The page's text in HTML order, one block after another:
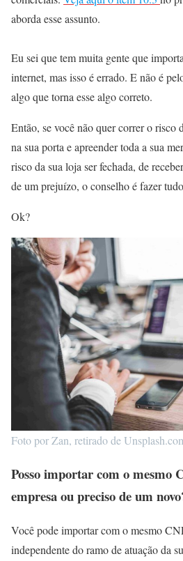
aborda esse assunto.
Eu sei que tem muita gente que
internet, mas isso é errado. E não é
algo que torna esse algo correto.
Então, se você não quer correr o risco
na sua porta e apreender toda a sua
risco da sua loja ser fechada, de
de um prejuízo, o conselho é fazer
Ok?
Foto por Zan, retirado de
Posso importar com o mesmo
empresa ou preciso de um
Você pode importar com o mesmo
independente do ramo de atuação da